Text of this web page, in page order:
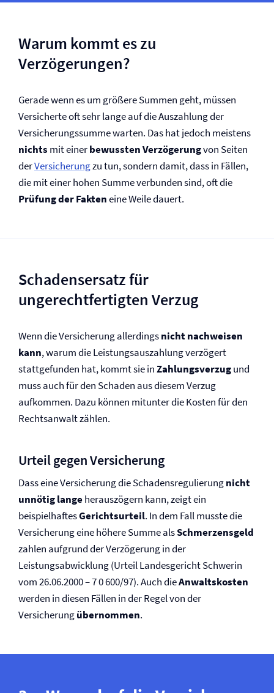
Warum kommt es zu
Verzögerungen?
Gerade wenn es um größere Summen geht, müssen
Versicherte oft sehr lange auf die Auszahlung der
Versicherungssumme warten. Das hat jedoch meistens
nichts mit einerbewussten Verzögerungvon Seiten
derVersicherungzu tun, sondern damit, dass in Fällen,
die mit einer hohen Summe verbunden sind, oft die
Prüfung der Fakteneine Weile dauert.
Schadensersatz für
ungerechtfertigten Verzug
Wenn die Versicherung allerdingsnicht nachweisen
kann, warum die Leistungsauszahlung verzögert
stattgefunden hat, kommt sie inZahlungsverzugund
muss auch für den Schaden aus diesem Verzug
aufkommen. Dazu können mitunter die Kosten für den
Rechtsanwalt zählen.
Urteil gegen Versicherung
Dass eine Versicherung die Schadensregulierungnicht
unnötig langeherauszögern kann, zeigt ein
beispielhaftesGerichtsurteil. In dem Fall musste die
Versicherung eine höhere Summe alsSchmerzensgeld
zahlen aufgrund der Verzögerung in der
Leistungsabwicklung (Urteil Landesgericht Schwerin
vom 26.06.2000 – 7 0 600/97). Auch dieAnwaltskosten
werden in diesen Fällen in der Regel von der
Versicherungübernommen.